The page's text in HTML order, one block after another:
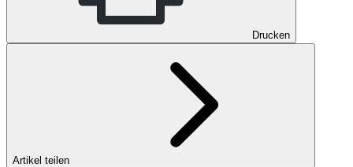
Drucken
Artikel teilen